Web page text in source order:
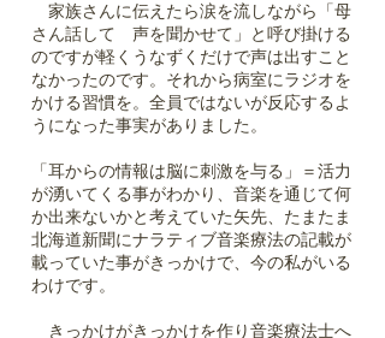
家族さんに伝えたら涙を流しながら「母
さん話して 声を聞かせて」と呼び掛ける
のですが軽くうなずくだけで声は出すこと
なかったのです。それから病室にラジオを
かける習慣を。全員ではないが反応するよ
うになった事実がありました。
「耳からの情報は脳に刺激を与る」＝活力
が湧いてくる事がわかり、音楽を通じて何
か出来ないかと考えていた矢先、たまたま
北海道新聞にナラティブ音楽療法の記載が
載っていた事がきっかけで、今の私がいる
わけです。
きっかけがきっかけを作り音楽療法士へ